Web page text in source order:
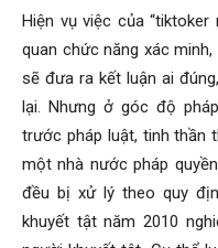
Hiện vụ việc của
quan chức năng xác
sẽ đưa ra kết luận ai
lại. Nhưng ở góc độ
trước pháp luật, tinh thần
một nhà nước pháp
đều bị xử lý theo quy
khuyết tật năm 2010